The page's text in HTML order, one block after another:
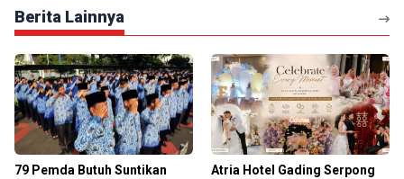
Berita Lainnya
79 Pemda Butuh Suntikan
Atria Hotel Gading Serpong